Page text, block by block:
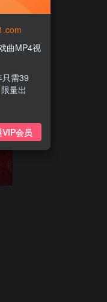
曲MP4视
需39
量出
会员